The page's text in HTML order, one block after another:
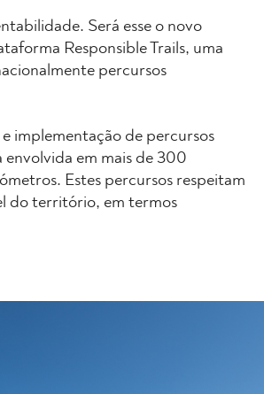
Será esse o novo
Responsible Trails, uma
percursos
implementação de percursos
envolvida em mais de 300
Estes percursos respeitam
do território, em termos